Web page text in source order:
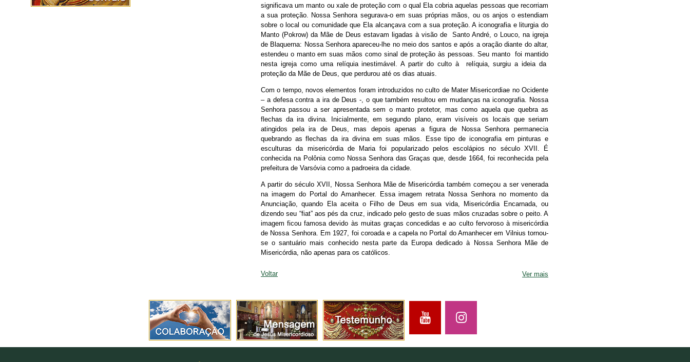
significava um manto ou xale de proteção com o qual Ela cobria aquelas pessoas que recorriam
a sua proteção. Nossa Senhora segurava-o em suas próprias mãos, ou os anjos o estendiam
sobre o local ou comunidade que Ela alcançava com a sua proteção. A iconografia e liturgia do
Manto (Pokrow) da Mãe de Deus estavam ligadas à visão de Santo André, o Louco, na igreja
de Blaquerna: Nossa Senhora apareceu-lhe no meio dos santos e após a oração diante do altar,
estendeu o manto em suas mãos como sinal de proteção às pessoas. Seu manto foi mantido
nesta igreja como uma relíquia inestimável. A partir do culto à relíquia, surgiu a ideia da
proteção da Mãe de Deus, que perdurou até os dias atuais.
Com o tempo, novos elementos foram introduzidos no culto de Mater Misericordiae no Ocidente
– a defesa contra a ira de Deus -, o que também resultou em mudanças na iconografia. Nossa
Senhora passou a ser apresentada sem o manto protetor, mas como aquela que quebra as
flechas da ira divina. Inicialmente, em segundo plano, eram visíveis os locais que seriam
atingidos pela ira de Deus, mas depois apenas a figura de Nossa Senhora permanecia
quebrando as flechas da ira divina em suas mãos. Esse tipo de iconografia em pinturas e
esculturas da misericórdia de Maria foi popularizado pelos escolápios no século XVII. É
conhecida na Polônia como Nossa Senhora das Graças que, desde 1664, foi reconhecida pela
prefeitura de Varsóvia como a padroeira da cidade.
A partir do século XVII, Nossa Senhora Mãe de Misericórdia também começou a ser venerada
na imagem do Portal do Amanhecer. Essa imagem retrata Nossa Senhora no momento da
Anunciação, quando Ela aceita o Filho de Deus em sua vida, Misericórdia Encarnada, ou
dizendo seu “fiat” aos pés da cruz, indicado pelo gesto de suas mãos cruzadas sobre o peito. A
imagem ficou famosa devido às muitas graças concedidas e ao culto fervoroso à misericórdia
de Nossa Senhora. Em 1927, foi coroada e a capela no Portal do Amanhecer em Vilnius tornou-
se o santuário mais conhecido nesta parte da Europa dedicado à Nossa Senhora Mãe de
Misericórdia, não apenas para os católicos.
Ver mais
Voltar